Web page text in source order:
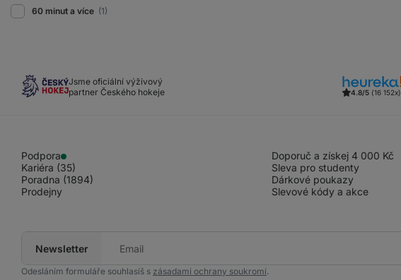
60 minut a více (1)
Jsme oficiální výživový
partner Českého hokeje
4.8/5 (16 152x)
Podpora
Kariéra (35)
Poradna (1894)
Prodejny
Doporuč a získej 4 000 Kč
Sleva pro studenty
Dárkové poukazy
Slevové kódy a akce
Newsletter
mail
Odesláním formuláře souhlasíš s zásadami ochrany soukromí.